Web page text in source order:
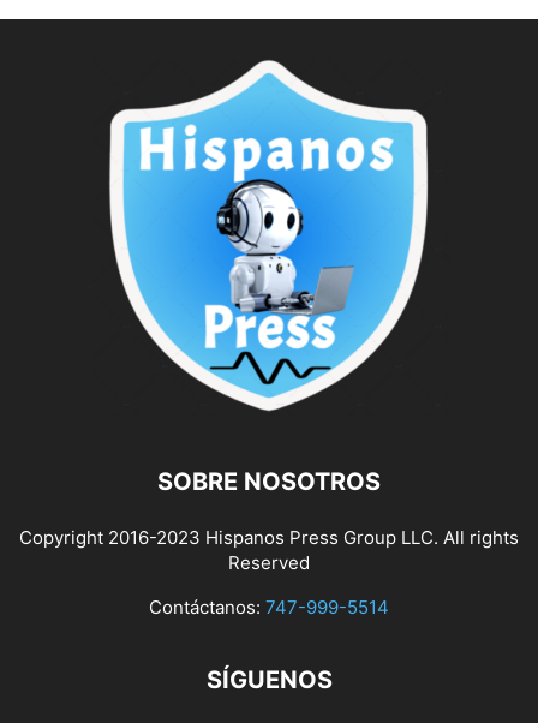
SOBRE NOSOTROS
Copyright 2016-2023 Hispanos Press Group LLC. All rights
Reserved
Contáctanos: 747-999-5514
SÍGUENOS